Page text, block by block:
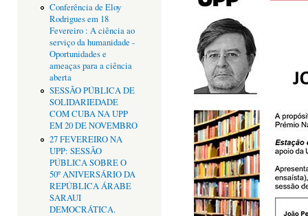
Conferência de Eloy
Rodrigues em 18
Fevereiro : A ciência ao
serviço da humanidade -
Oportunidades e
ameaças para a ciência
aberta
SESSÃO PÚBLICA DE
SOLIDARIEDADE
COM CUBA NA UPP
EM 20 DE NOVEMBRO
27 FEVEREIRO NA
UPP: SESSÃO
PÚBLICA SOBRE O
50º ANIVERSÁRIO DA
REPÚBLICA ÁRABE
SARAUI
DEMOCRÁTICA.